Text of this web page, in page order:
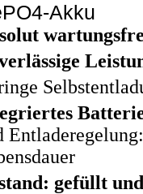
Akku
gefüllt